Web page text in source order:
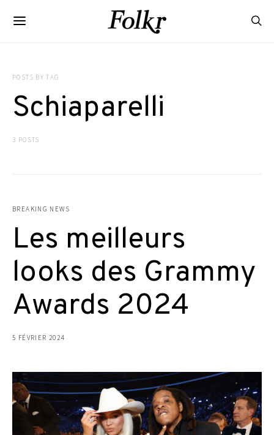
POSTS BY TAG
Schiaparelli
3 POSTS
BREAKING NEWS
Les meilleurs
looks des Grammy
Awards 2024
5 FÉVRIER 2024